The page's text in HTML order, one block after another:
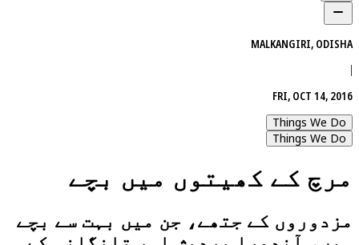
MALKANGIRI, ODISHA
|
FRI, OCT 14, 2016
Things We Do
Things We Do
مرچ کے کھیتوں میں بچے
مزدوروں کے جتھے، جن میں بہت سے بچے